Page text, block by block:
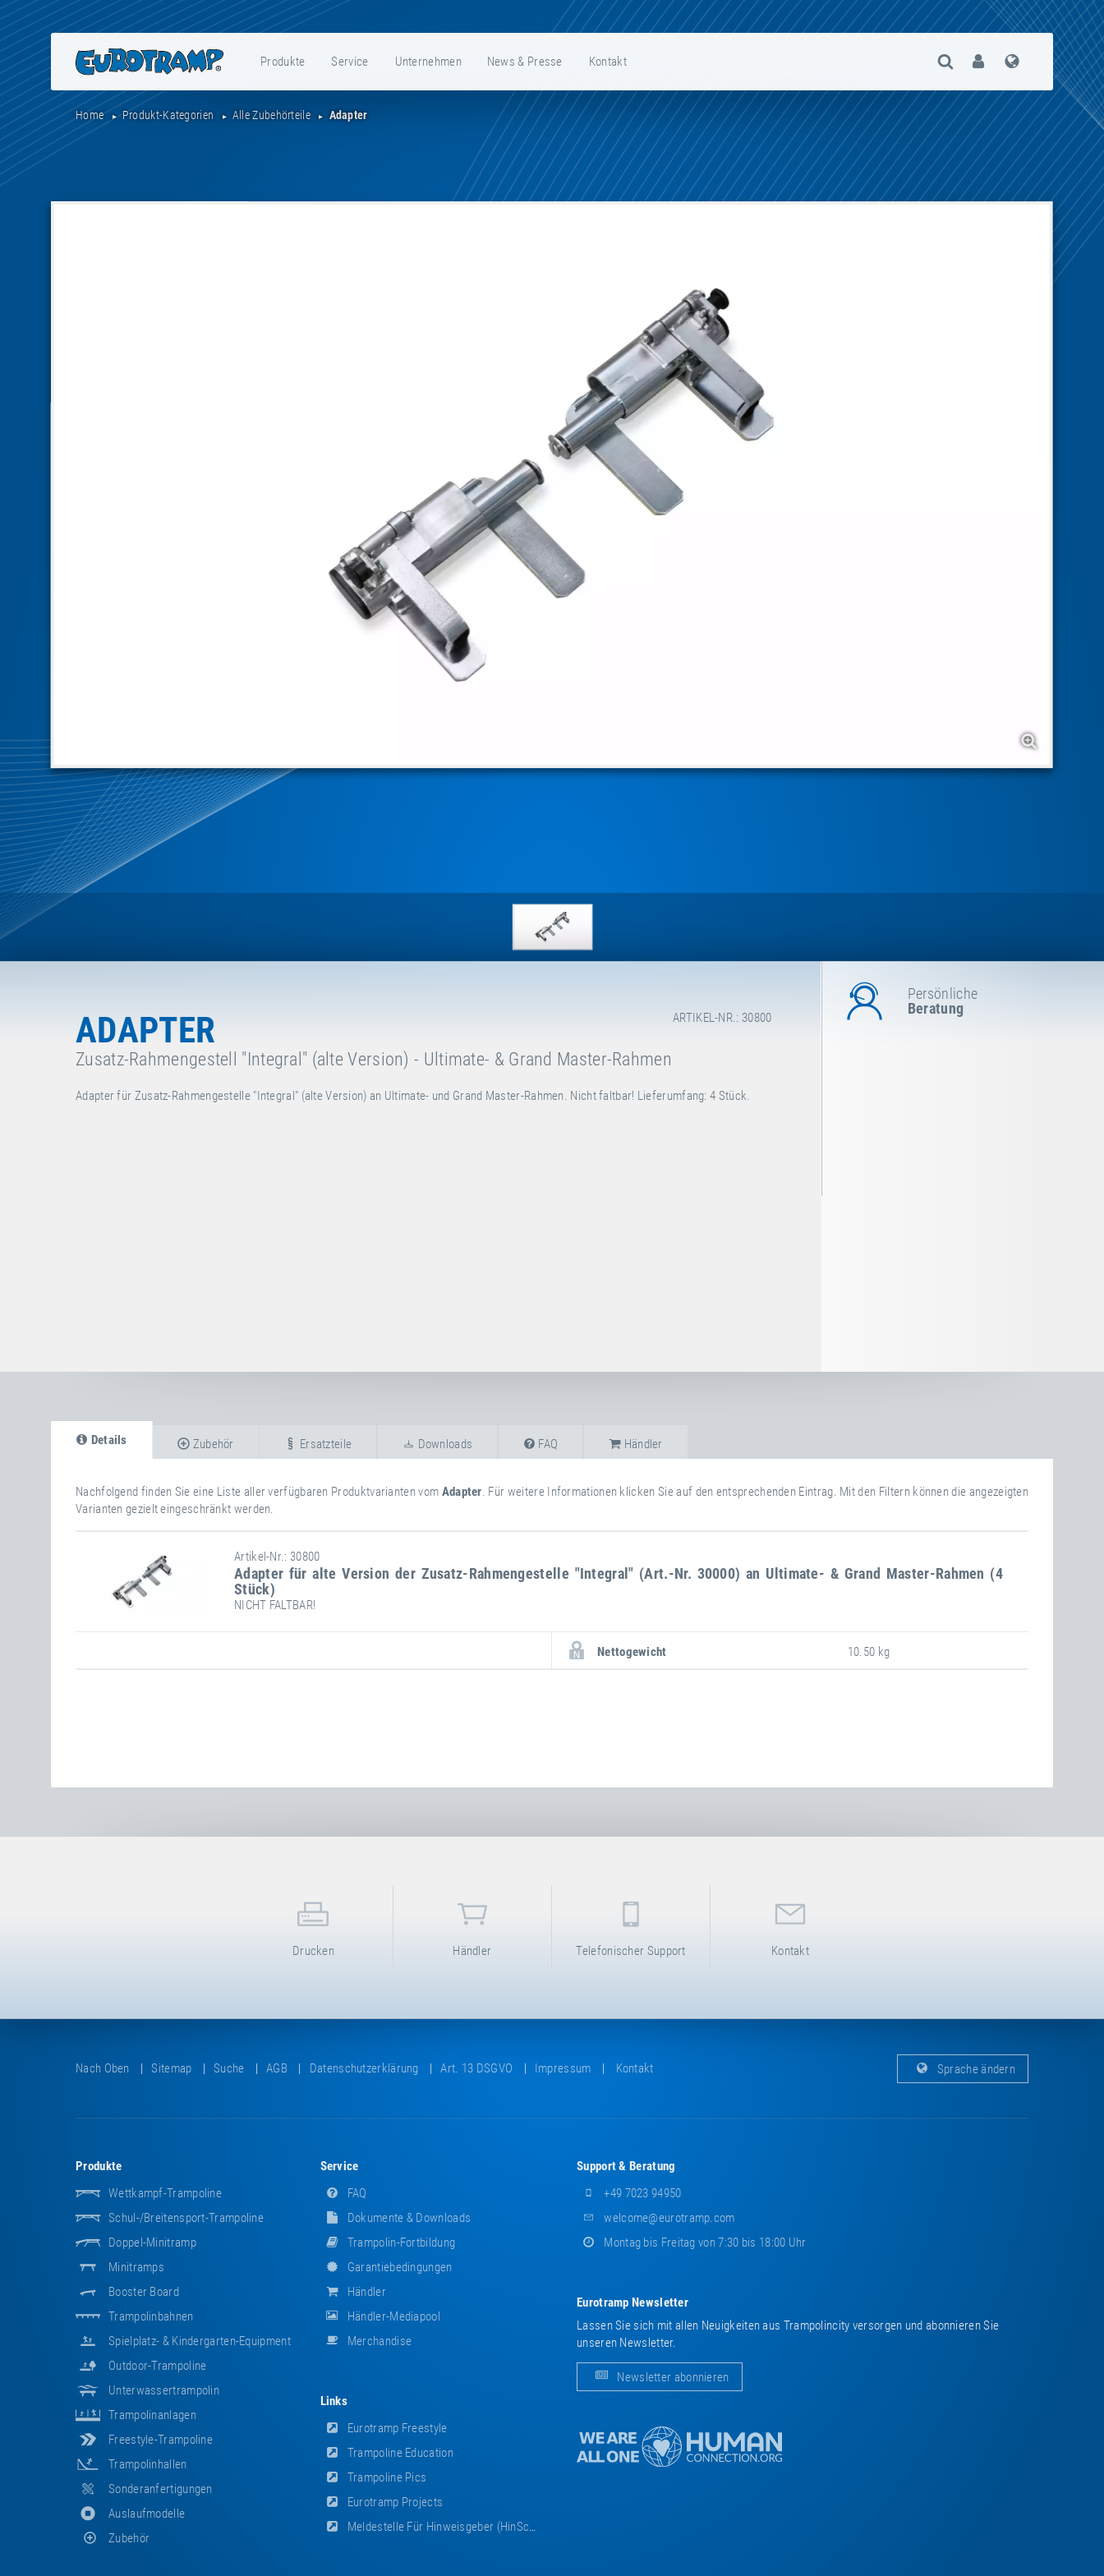
Produkte Service Unternehmen News & Presse Kontakt Suche Öffnen
User Sprache
Home Produkt-Kategorien Alle Zubehörteile Adapter
ARTIKEL-NR.: 30800
ADAPTER
Zusatz-Rahmengestell "Integral" (alte Version) - Ultimate- & Grand Master-Rahmen
Adapter für Zusatz-Rahmengestelle "Integral" (alte Version) an Ultimate- und Grand Master-Rahmen. Nicht faltbar! Lieferumfang: 4 Stück.
Persönliche
Beratung
Details
Nachfolgend finden Sie eine Liste aller verfügbaren Produktvarianten vom Adapter. Für weitere Informationen klicken Sie auf den entsprechenden Eintrag. Mit den Filtern können die angezeigten
Varianten gezielt eingeschränkt werden.
Artikel-Nr.: 30800
Adapter für alte Version der Zusatz-Rahmengestelle "Integral" (Art.-Nr. 30000) an Ultimate- & Grand Master-Rahmen (4
Stück)
NICHT FALTBAR!
weitere
Informationen
Attribut
Nettogewicht
10.50 kg
Zubehör Ersatzteile Downloads FAQ Händler
Drucken Händler Telefonischer Support Kontakt
Nach Oben Sitemap Suche AGB Datenschutzerklärung Art. 13 DSGVO Impressum Kontakt Sprache ändern
Produkte
Wettkampf-Trampoline
Schul-/Breitensport-Trampoline
Doppel-Minitramp
Minitramps
Booster Board
Trampolinbahnen
Spielplatz- & Kindergarten-Equipment
Outdoor-Trampoline
Unterwassertrampolin
Trampolinanlagen
Freestyle-Trampoline
Trampolinhallen
Sonderanfertigungen
Auslaufmodelle
Zubehör
Service
FAQ
Dokumente & Downloads
Trampolin-Fortbildung
Garantiebedingungen
Händler
Händler-Mediapool
Merchandise
Links
Eurotramp Freestyle
Trampoline Education
Trampoline Pics
Eurotramp Projects
Meldestelle Für Hinweisgeber (HinSchG)
Support & Beratung
+49 7023 94950
welcome@eurotramp.com
Montag bis Freitag von 7:30 bis 18:00 Uhr
Eurotramp Newsletter
Lassen Sie sich mit allen Neuigkeiten aus Trampolincity versorgen und abonnieren Sie
unseren Newsletter.
Newsletter abonnieren